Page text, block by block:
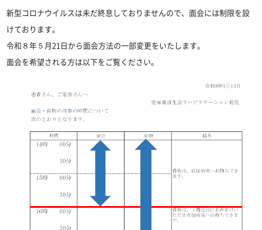
新型コロナウイルスは未だ終息しておりませんので、面会には制限を設
けております。
令和８年５月21日から面会方法の一部変更をいたします。
面会を希望される方は以下をご覧ください。